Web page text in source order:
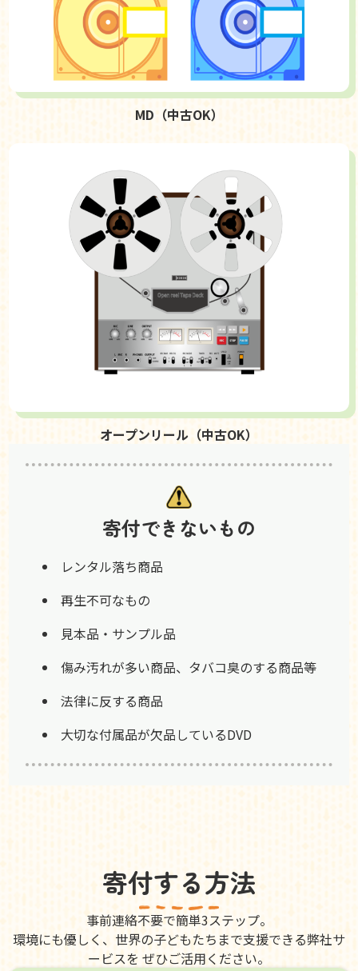
MD（中古OK）
オープンリール（中古OK）
寄付できないもの
レンタル落ち商品
再生不可なもの
見本品・サンプル品
傷み汚れが多い商品、タバコ臭のする商品等
法律に反する商品
大切な付属品が欠品しているDVD
寄付する方法
事前連絡不要で簡単3ステップ。
環境にも優しく、世界の子どもたちまで支援できる弊社サ
ービスを ぜひご活用ください。